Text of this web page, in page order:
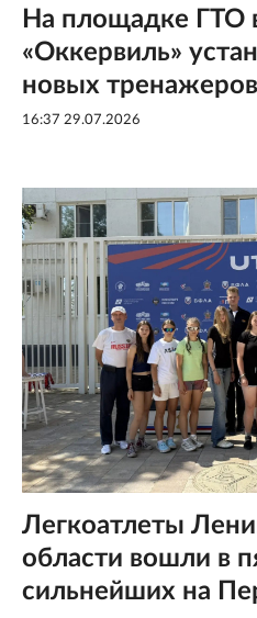
На площадке ГТО
«Оккервиль»
новых тренажеров
16:37 29.07.2026
Легкоатлеты
области вошли в
сильнейших на